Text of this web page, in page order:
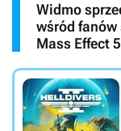
Widmo
wśród fanów
Mass Effect